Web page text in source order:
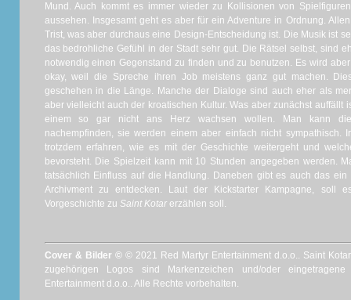
Mund. Auch kommt es immer wieder zu Kollisionen von
aussehen. Insgesamt geht es aber für ein Adventure in Ordnung.
Trist, was aber durchaus eine Design-Entscheidung ist. Die Musik ist
das bedrohliche Gefühl in der Stadt sehr gut. Die Rätsel selbst, sind
notwendig einen Gegenstand zu finden und zu benutzen. Es wird
okay, weil die Spreche ihren Job meistens ganz gut machen.
geschehen in die Länge. Manche der Dialoge sind auch eher als
aber vielleicht auch der kroatischen Kultur. Was aber zunächst auffällt
einem so gar nicht ans Herz wachsen wollen. Man kann die
nachempfinden, sie werden einem aber einfach nicht sympathisch.
trotzdem erfahren, wie es mit der Geschichte weitergeht und
bevorsteht. Die Spielzeit kann mit 10 Stunden angegeben werden.
tatsächlich Einfluss auf die Handlung. Daneben gibt es auch das
Archivment zu entdecken. Laut der Kickstarter Kampagne, soll
Vorgeschichte zu Saint Kotarerzählen soll.
Cover & Bilder © © 2021 Red Martyr Entertainment d.o.o.. Saint
zugehörigen Logos sind Markenzeichen und/oder
Entertainment d.o.o.. Alle Rechte vorbehalten.